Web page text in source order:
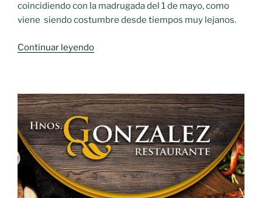
coincidiendo con la madrugada del 1 de mayo, como
viene siendo costumbre desde tiempos muy lejanos.
Continuar leyendo«Tradicional